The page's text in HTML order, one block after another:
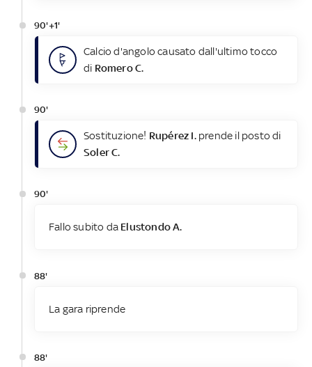
90'+1'
Calcio d'angolo causato dall'ultimo tocco
di Romero C.
90'
Sostituzione! Rupérez I.prende il posto di
Soler C.
90'
Fallo subito da Elustondo A.
88'
La gara riprende
88'